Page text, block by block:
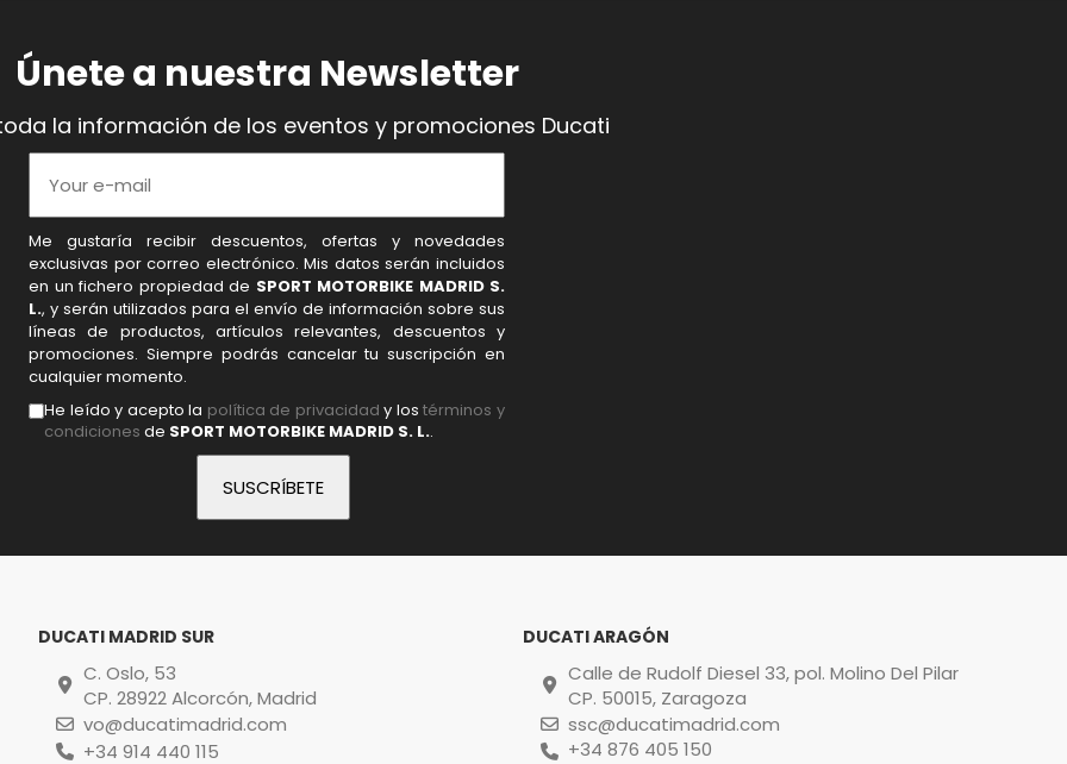
Únete a nuestra Newsletter
la información de los eventos y promociones Ducati
Me gustaría recibir descuentos, ofertas y novedades
exclusivas por correo electrónico. Mis datos serán incluidos
en un fichero propiedad de SPORT MOTORBIKE MADRID S.
L., y serán utilizados para el envío de información sobre sus
líneas de productos, artículos relevantes, descuentos y
promociones. Siempre podrás cancelar tu suscripción en
cualquier momento.
He leído y acepto la política de privacidad y lostérminos y
condiciones de SPORT MOTORBIKE MADRID S. L..
DUCATI MADRID SUR
C. Oslo, 53
CP. 28922 Alcorcón, Madrid
vo@ducatimadrid.com
+34 914 440 115
DUCATI ARAGÓN
Calle de Rudolf Diesel 33, pol. Molino Del Pilar
CP. 50015, Zaragoza
ssc@ducatimadrid.com
+34 876 405 150